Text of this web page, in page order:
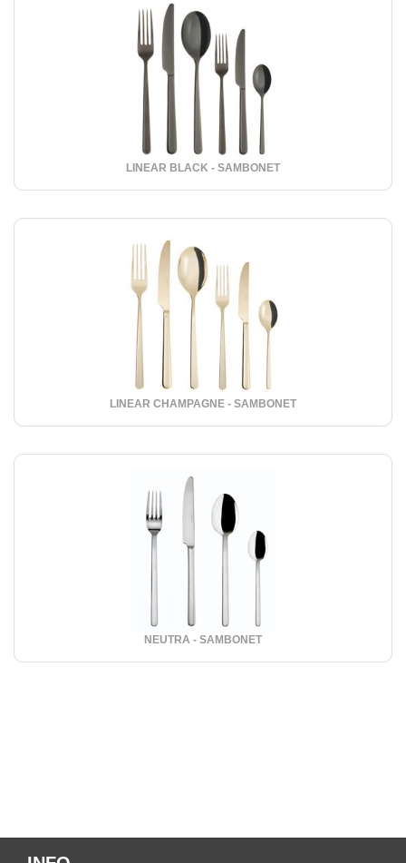
LINEAR BLACK - SAMBONET
LINEAR CHAMPAGNE - SAMBONET
NEUTRA - SAMBONET